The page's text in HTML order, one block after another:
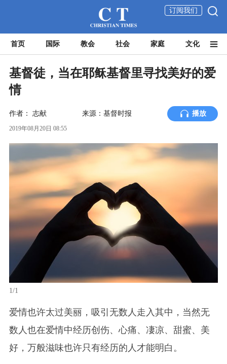
订阅我们
首页 国际 教会 社会 家庭 文化
基督徒，当在耶稣基督里寻找美好的爱
情
作者： 志献 来源：基督时报 播放
2019年08月20日 08:55
1/1
爱情也许太过美丽，吸引无数人走入其中，当然无
数人也在爱情中经历创伤、心痛、凄凉、甜蜜、美
好，万般滋味也许只有经历的人才能明白。